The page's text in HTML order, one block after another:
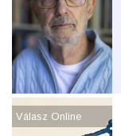
Válasz Online